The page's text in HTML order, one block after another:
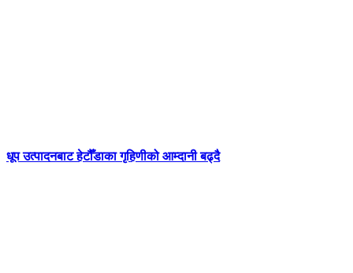
धूप उत्पादनबाट हेटौँडाका गृहिणीको आम्दानी बढ्दै